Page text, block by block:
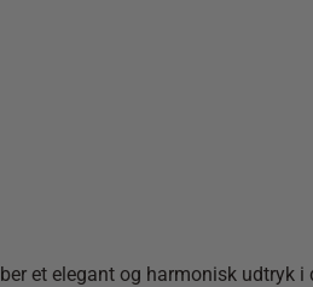
et elegant og harmonisk udtryk i